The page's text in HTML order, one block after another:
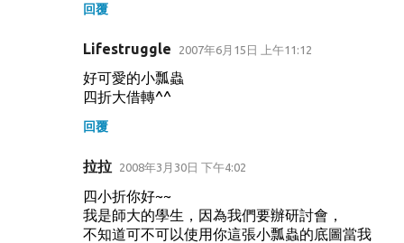
回覆
Lifestruggle 2007年6月15日 上午11:12
好可愛的小瓢蟲
四折大借轉^^
回覆
拉拉 2008年3月30日 下午4:02
四小折你好~~
我是師大的學生，因為我們要辦研討會，
不知道可不可以使用你這張小瓢蟲的底圖當我